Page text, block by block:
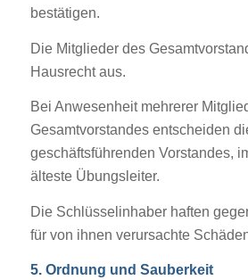
bestätigen.
Die Mitglieder des
Hausrecht aus.
Bei Anwesenheit mehrerer
Gesamtvorstandes entscheiden
geschäftsführenden Vorstandes,
älteste Übungsleiter.
Die Schlüsselinhaber haften
für von ihnen verursachte
5. Ordnung und Sauberkeit